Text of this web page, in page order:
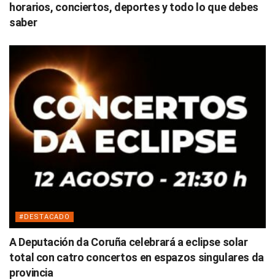
horarios, conciertos, deportes y todo lo que debes
saber
#DESTACADO
A Deputación da Coruña celebrará a eclipse solar
total con catro concertos en espazos singulares da
provincia